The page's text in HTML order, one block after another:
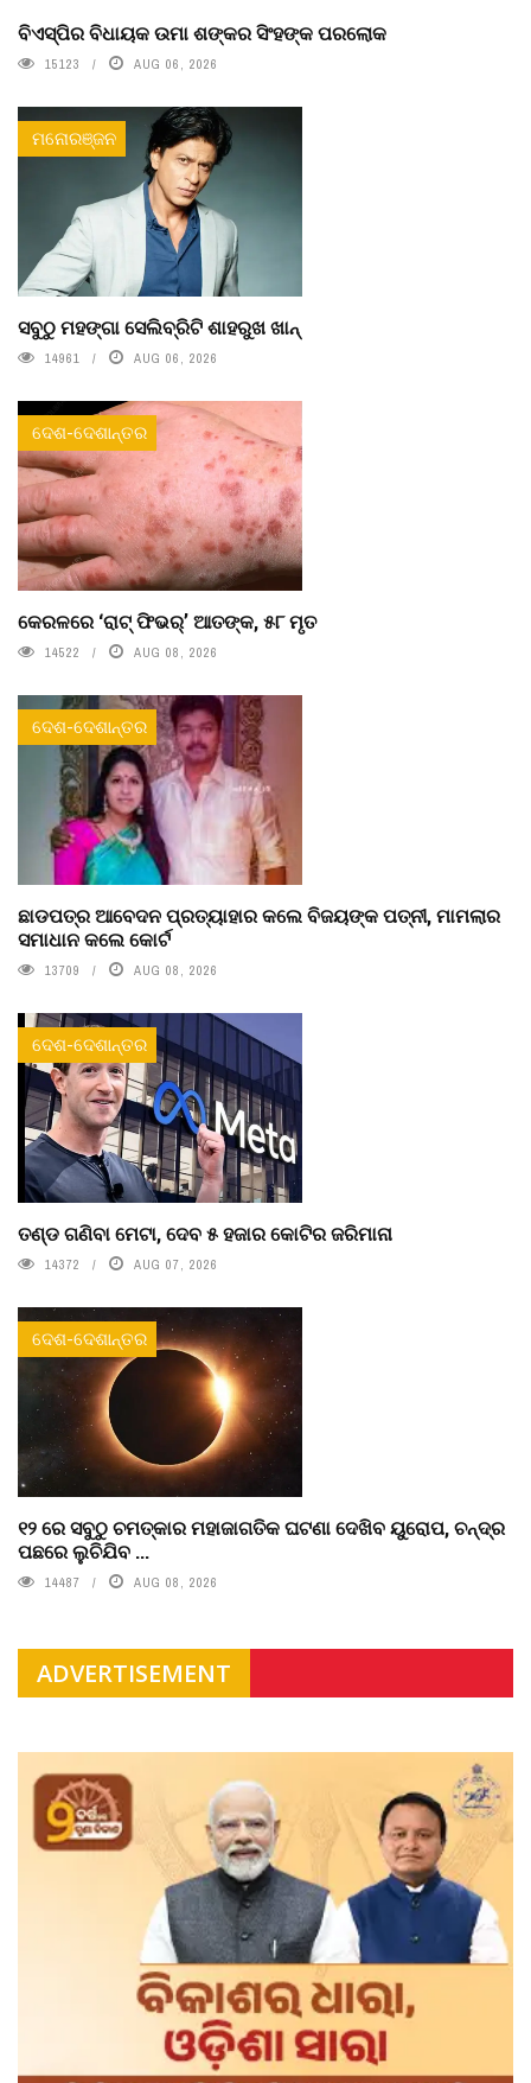
ବିଏସ୍‌ପିର ବିଧାୟକ ଉମା ଶଙ୍କର ସିଂହଙ୍କ ପରଲୋକ
15123 AUG 06, 2026
ମନୋରଞ୍ଜନ
ସବୁଠୁ ମହଙ୍ଗା ସେଲିବ୍ରିଟି ଶାହରୁଖ ଖାନ୍
14961 AUG 06, 2026
ଦେଶ-ଦେଶାନ୍ତର
କେରଳରେ ‘ରାଟ୍ ଫିଭର୍’ ଆତଙ୍କ, ୫୮ ମୃତ
14522 AUG 08, 2026
ଦେଶ-ଦେଶାନ୍ତର
ଛାଡପତ୍ର ଆବେଦନ ପ୍ରତ୍ୟାହାର କଲେ ବିଜୟଙ୍କ ପତ୍ନୀ, ମାମଲାର
ସମାଧାନ କଲେ କୋର୍ଟ
13709 AUG 08, 2026
ଦେଶ-ଦେଶାନ୍ତର
ତଣ୍ଡ ଗଣିବା ମେଟା, ଦେବ ୫ ହଜାର କୋଟିର ଜରିମାନା
14372 AUG 07, 2026
ଦେଶ-ଦେଶାନ୍ତର
୧୨ ରେ ସବୁଠୁ ଚମତ୍କାର ମହାଜାଗତିକ ଘଟଣା ଦେଖିବ ୟୁରୋପ, ଚନ୍ଦ୍ର
ପଛରେ ଲୁଚିଯିବ ...
14487 AUG 08, 2026
ADVERTISEMENT